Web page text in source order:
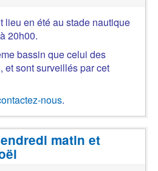
lieu en été au stade nautique
20h00.
bassin que celui des
et sont surveillés par cet
nous.
matin et